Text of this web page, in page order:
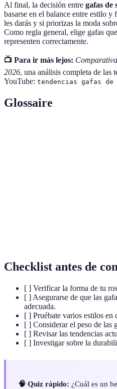
Al final, la decisión entre gafas de
basarse en el balance entre estilo
les darás y si priorizas la moda
Como regla general, elige gafas
representen correctamente.
📺 Para ir más lejos:
2026, una análisis completa de las
YouTube: tendencias gafas de
Glossaire
Checklist antes de
[ ] Verificar la forma de tu
[ ] Asegurarse de que las
adecuada.
[ ] Pruébate varios estilos en
[ ] Considerar el peso de las
[ ] Revisar las tendencias
[ ] Investigar sobre la
🧠 Quiz rápido: ¿Cuál es un